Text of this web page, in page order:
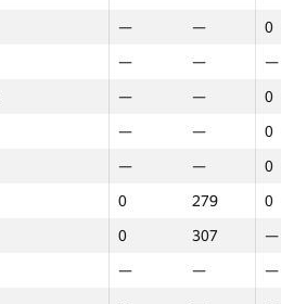
— —
0
— —
—
— —
0
— —
0
— —
0
0 279
0
0 307
—
— —
—
— —
0
— —
—
— —
0
— —
0
— —
0
0 279
0
0 307
—
— —
—